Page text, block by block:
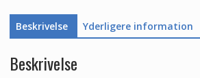
Beskrivelse Yderligere information
Beskrivelse